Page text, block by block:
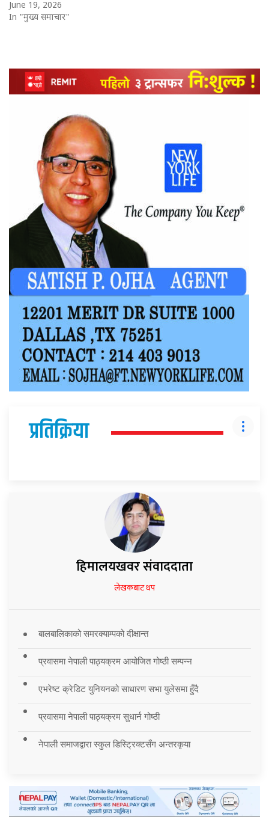
June 19, 2026
In "मुख्य समाचार"
प्रतिक्रिया
हिमालयखवर संवाददाता
लेखकबाट थप
बालबालिकाको समरक्याम्पको दीक्षान्त
प्रवासमा नेपाली पाठ्यक्रम आयोजित गोष्ठी सम्पन्न
एभरेष्ट क्रेडिट युनियनको साधारण सभा युलेसमा हुँदै
प्रवासमा नेपाली पाठ्यक्रम सुधार्न गोष्ठी
नेपाली समाजद्वारा स्कुल डिस्ट्रिक्टसँग अन्तरकृया